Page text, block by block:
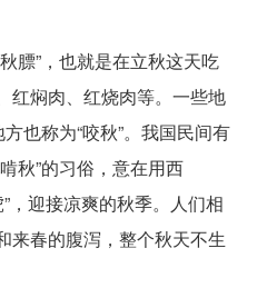
膘”，也就是在立秋这天吃
红焖肉、红烧肉等。一些地
也称为“咬秋”。我国民间有
秋”的习俗，意在用西
”，迎接凉爽的秋季。人们相
来春的腹泻，整个秋天不生